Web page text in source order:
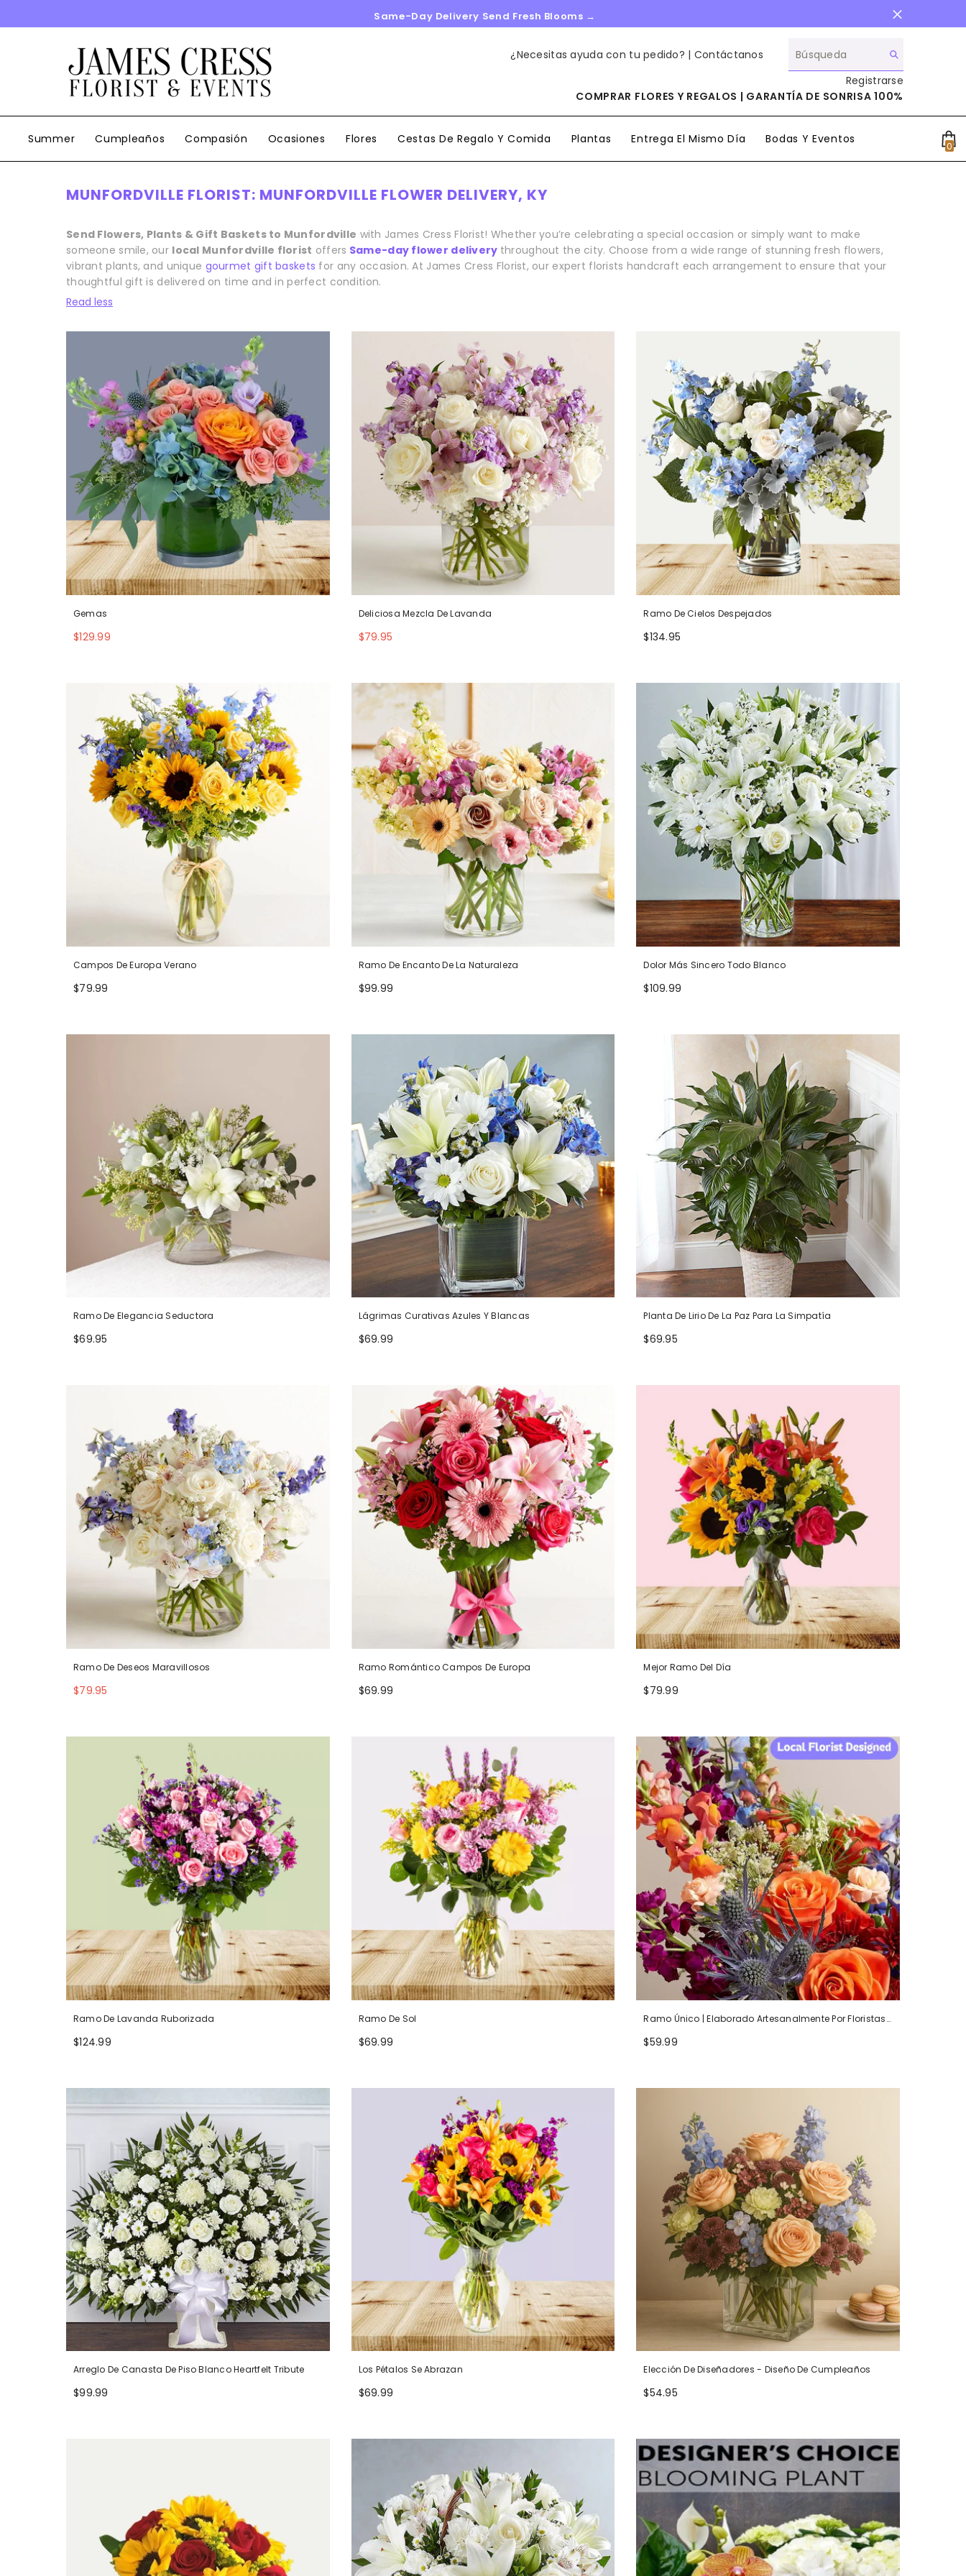
Same-Day Delivery Send Fresh Blooms →
¿Necesitas ayuda con tu pedido? | Contáctanos
Registrarse
COMPRAR FLORES Y REGALOS | GARANTÍA DE SONRISA 100%
Summer Cumpleaños Compasión Ocasiones Flores Cestas De Regalo Y Comida Plantas Entrega El Mismo Día Bodas Y Eventos
00
MUNFORDVILLE FLORIST: MUNFORDVILLE FLOWER DELIVERY, KY
Send Flowers, Plants & Gift Baskets to Munfordville with James Cress Florist! Whether you’re celebrating a special occasion or simply want to make
someone smile, our local Munfordville florist offers Same-day flower delivery throughout the city. Choose from a wide range of stunning fresh flowers,
vibrant plants, and unique gourmet gift baskets for any occasion. At James Cress Florist, our expert florists handcraft each arrangement to ensure that your
thoughtful gift is delivered on time and in perfect condition.
Read less
Gemas
$129.99
Deliciosa Mezcla De Lavanda
$79.95
Ramo De Cielos Despejados
$134.95
Campos De Europa Verano
$79.99
Ramo De Encanto De La Naturaleza
$99.99
Dolor Más Sincero Todo Blanco
$109.99
Ramo De Elegancia Seductora
$69.95
Lágrimas Curativas Azules Y Blancas
$69.99
Planta De Lirio De La Paz Para La Simpatía
$69.95
Ramo De Deseos Maravillosos
$79.95
Ramo Romántico Campos De Europa
$69.99
Mejor Ramo Del Día
$79.99
Ramo De Lavanda Ruborizada
$124.99
Ramo De Sol
$69.99
Ramo Único | Elaborado Artesanalmente Por Floristas
Locales
$59.99
Arreglo De Canasta De Piso Blanco Heartfelt Tribute
$99.99
Los Pétalos Se Abrazan
$69.99
Elección De Diseñadores - Diseño De Cumpleaños
$54.95